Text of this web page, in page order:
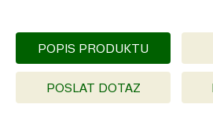
POPIS PRODUKTU
POSLAT DOTAZ